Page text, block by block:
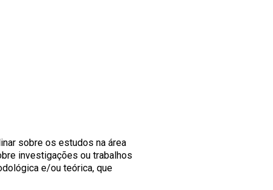
sobre os estudos na área
investigações ou trabalhos
e/ou teórica, que